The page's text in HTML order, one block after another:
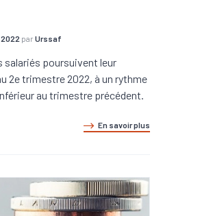
par Urssaf
poursuivent leur
2e trimestre 2022, à un rythme
au trimestre précédent.
En savoir plus